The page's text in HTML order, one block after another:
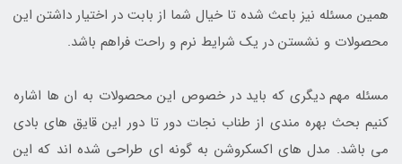
همین مسئله نیز باعث شده تا خیال شما از بابت در اختیار داشتن این
محصولات و نشستن در یک شرایط نرم و راحت فراهم باشد.
مسئله مهم دیگری که باید در خصوص این محصولات به ان ها اشاره
کنیم بحث بهره مندی از طناب نجات دور تا دور این قایق های بادی
می باشد. مدل های اکسکروشن به گونه ای طراحی شده اند که این